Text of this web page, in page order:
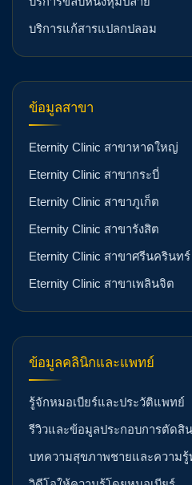
บริการแก้สารแปลกปลอม
ข้อมูลสาขา
Eternity Clinic สาขาหาดใหญ่
Eternity Clinic สาขากระบี่
Eternity Clinic สาขาภูเก็ต
Eternity Clinic สาขารังสิต
Eternity Clinic สาขาศรีนครินทร์
Eternity Clinic สาขาเพลินจิต
ข้อมูลคลินิกและแพทย์
รู้จักหมอเบียร์และประวัติแพทย์
รีวิวและข้อมูลประกอบการตัดสิ
บทความสุขภาพชายและความรู้